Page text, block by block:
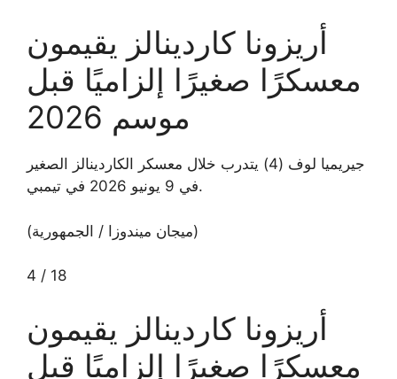
أريزونا كاردينالز يقيمون
معسكرًا صغيرًا إلزاميًا قبل
موسم 2026
جيريميا لوف (4) يتدرب خلال معسكر الكاردينالز الصغير
في 9 يونيو 2026 في تيمبي.
(ميجان ميندوزا / الجمهورية)
4 / 18
أريزونا كاردينالز يقيمون
معسكرًا صغيرًا إلزاميًا قبل